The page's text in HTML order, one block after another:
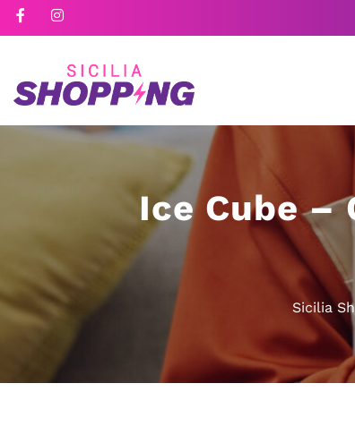
Ice Cube –
Sicilia